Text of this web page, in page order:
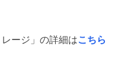
ージ」の詳細はこちら